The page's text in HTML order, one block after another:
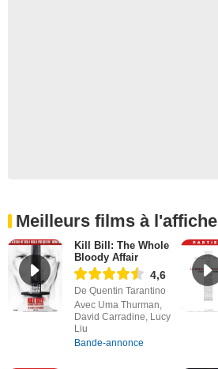
Meilleurs films à l'affiche
Kill Bill: The Whole
Bloody Affair
4,6
De Quentin Tarantino
Avec Uma Thurman,
David Carradine, Lucy
Liu
Bande-annonce